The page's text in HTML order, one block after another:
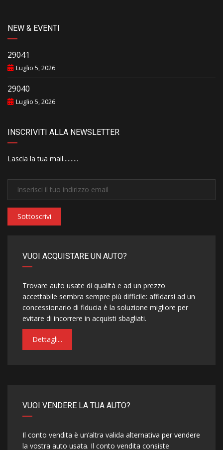
NEW & EVENTI
29041
Luglio 5, 2026
29040
Luglio 5, 2026
INSCRIVITI ALLA NEWSLETTER
Lascia la tua mail..........
Sottoscrivi
VUOI ACQUISTARE UN AUTO?
Trovare auto usate di qualità e ad un prezzo
accettabile sembra sempre più difficile: affidarsi ad un
concessionario di fiducia è la soluzione migliore per
evitare di incorrere in acquisti sbagliati.
Dettagli...
VUOI VENDERE LA TUA AUTO?
Il conto vendita è un’altra valida alternativa per vendere
la vostra auto usata. Il conto vendita consiste